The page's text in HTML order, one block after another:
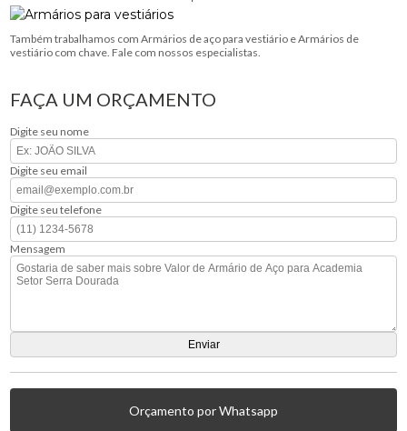
Também trabalhamos com Armários de aço para vestiário e Armários de
vestiário com chave. Fale com nossos especialistas.
FAÇA UM ORÇAMENTO
Digite seu nome
Digite seu email
Digite seu telefone
Mensagem
Orçamento por Whatsapp